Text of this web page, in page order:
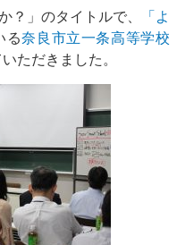
？」のタイトルで、
「よ
る奈良市立一条高等学校
ただきました。